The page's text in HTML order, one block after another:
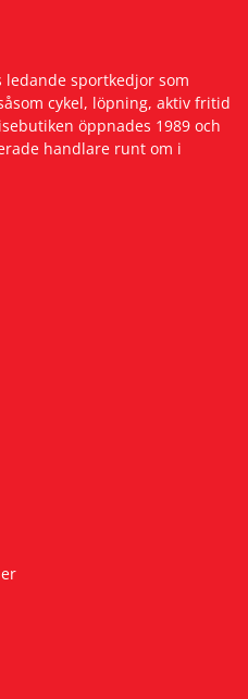
ledande sportkedjor som
cykel, löpning, aktiv fritid
öppnades 1989 och
handlare runt om i